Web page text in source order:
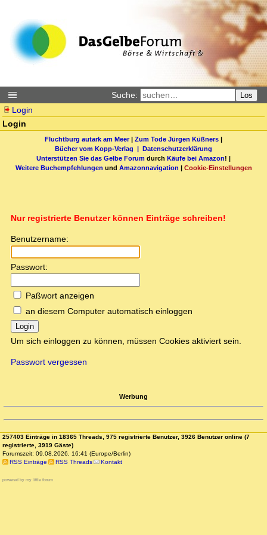
Suche: Los
Login
Login
Fluchtburg autark am Meer| Zum Tode Jürgen Küßners |
Bücher vom Kopp-Verlag | Datenschutzerklärung
Unterstützen Sie das Gelbe Forum durch Käufe bei Amazon! |
Weitere Buchempfehlungen und Amazonnavigation | Cookie-Einstellungen
Nur registrierte Benutzer können Einträge schreiben!
Benutzername:
Passwort:
Paßwort anzeigen
an diesem Computer automatisch einloggen
Login
Um sich einloggen zu können, müssen Cookies aktiviert sein.
Passwort vergessen
Werbung
257403 Einträge in 18365 Threads, 975 registrierte Benutzer, 3926 Benutzer online (7
registrierte, 3919 Gäste)
Forumszeit: 09.08.2026, 16:41 (Europe/Berlin)
RSS Einträge
RSS Threads Kontakt
powered by my little forum